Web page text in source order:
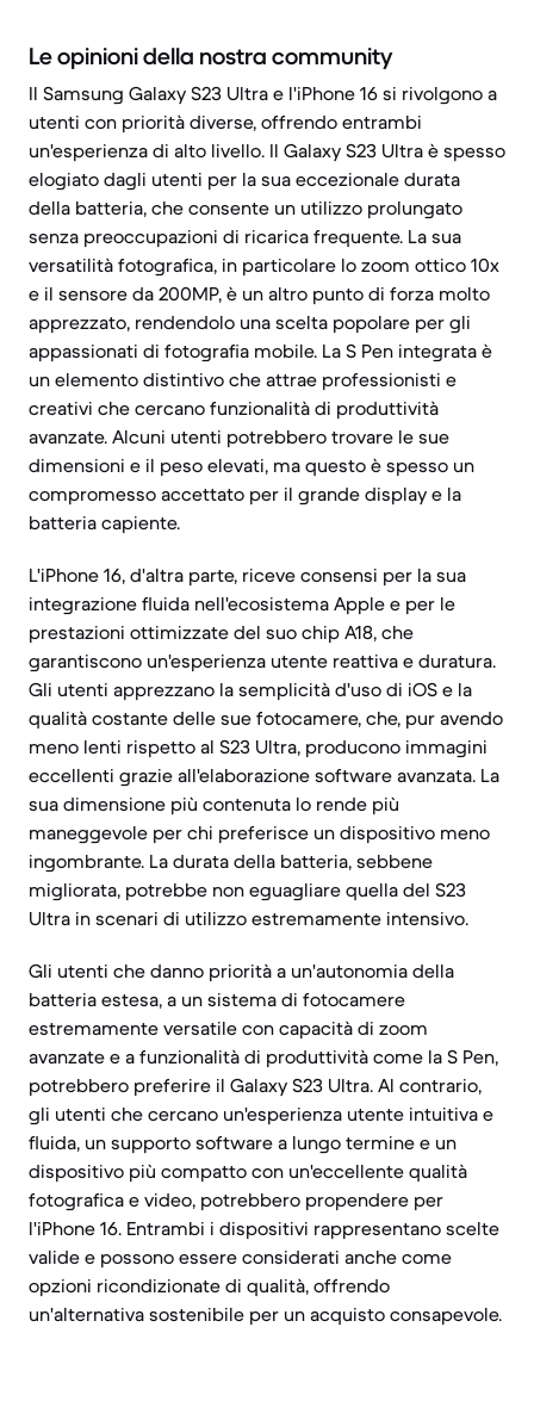
Le opinioni della nostra community
Il Samsung Galaxy S23 Ultra e l'iPhone 16 si rivolgono a
utenti con priorità diverse, offrendo entrambi
un'esperienza di alto livello. Il Galaxy S23 Ultra è spesso
elogiato dagli utenti per la sua eccezionale durata
della batteria, che consente un utilizzo prolungato
senza preoccupazioni di ricarica frequente. La sua
versatilità fotografica, in particolare lo zoom ottico 10x
e il sensore da 200MP, è un altro punto di forza molto
apprezzato, rendendolo una scelta popolare per gli
appassionati di fotografia mobile. La S Pen integrata è
un elemento distintivo che attrae professionisti e
creativi che cercano funzionalità di produttività
avanzate. Alcuni utenti potrebbero trovare le sue
dimensioni e il peso elevati, ma questo è spesso un
compromesso accettato per il grande display e la
batteria capiente.
L'iPhone 16, d'altra parte, riceve consensi per la sua
integrazione fluida nell'ecosistema Apple e per le
prestazioni ottimizzate del suo chip A18, che
garantiscono un'esperienza utente reattiva e duratura.
Gli utenti apprezzano la semplicità d'uso di iOS e la
qualità costante delle sue fotocamere, che, pur avendo
meno lenti rispetto al S23 Ultra, producono immagini
eccellenti grazie all'elaborazione software avanzata. La
sua dimensione più contenuta lo rende più
maneggevole per chi preferisce un dispositivo meno
ingombrante. La durata della batteria, sebbene
migliorata, potrebbe non eguagliare quella del S23
Ultra in scenari di utilizzo estremamente intensivo.
Gli utenti che danno priorità a un'autonomia della
batteria estesa, a un sistema di fotocamere
estremamente versatile con capacità di zoom
avanzate e a funzionalità di produttività come la S Pen,
potrebbero preferire il Galaxy S23 Ultra. Al contrario,
gli utenti che cercano un'esperienza utente intuitiva e
fluida, un supporto software a lungo termine e un
dispositivo più compatto con un'eccellente qualità
fotografica e video, potrebbero propendere per
l'iPhone 16. Entrambi i dispositivi rappresentano scelte
valide e possono essere considerati anche come
opzioni ricondizionate di qualità, offrendo
un'alternativa sostenibile per un acquisto consapevole.